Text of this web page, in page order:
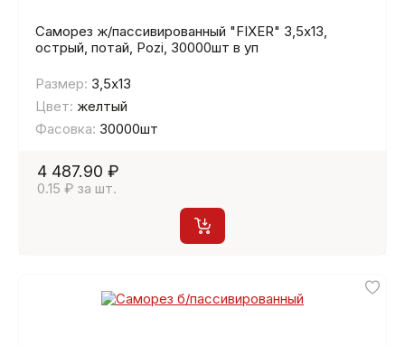
Саморез ж/пассивированный "FIXER" 3,5х13,
острый, потай, Pozi, 30000шт в уп
Размер: 3,5х13
Цвет: желтый
Фасовка: 30000шт
4 487.90 ₽
0.15 ₽ за шт.